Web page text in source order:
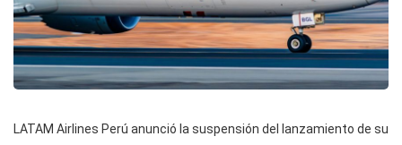
LATAM Airlines Perú anunció la suspensión del lanzamiento de su